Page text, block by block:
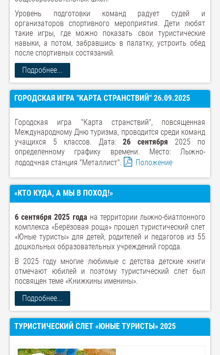
Уровень подготовки команд радует судей и
организаторов спортивного мероприятия. Дети любят
такие игры, где можно показать свои туристические
навыки, а потом, забравшись в палатку, устроить обед
после спортивных состязаний.
Подробнее...
ГОРОДСКАЯ ИГРА "КАРТА СТРАНСТВИЙ" 26.09.2025
Городская игра "Карта странствий", повсященная
Международному Дню туризма, проводится среди команд
учащихся 5 классов. Дата:26 сентября 2025 по
определенному графику времени. Место: Лыжно-
лододчная станция "Металлист".
Положение
«КТО КУДА, А МЫ В ПОХОД!»
6 сентября 2025 года на территории лыжно-биатлонного
комплекса «Берёзовая роща» прошел туристический слет
«Юные туристы» для детей, родителей и педагогов из 55
дошкольных образовательных учреждений города.
В 2025 году многие любимые с детства детские книги
отмечают юбилей и поэтому туристический слет был
посвящен теме «Книжкины именины».
Подробнее...
ТУРИСТИЧЕСКИЙ СЛЕТ «ЮНЫЕ ТУРИСТЫ» 2025